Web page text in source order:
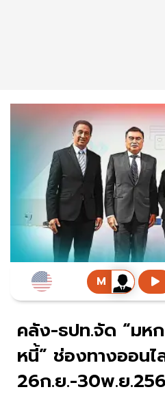
คลัง-ธปท.จัด “มห
หนี้” ช่องทางออน
26ก.ย.-30พ.ย